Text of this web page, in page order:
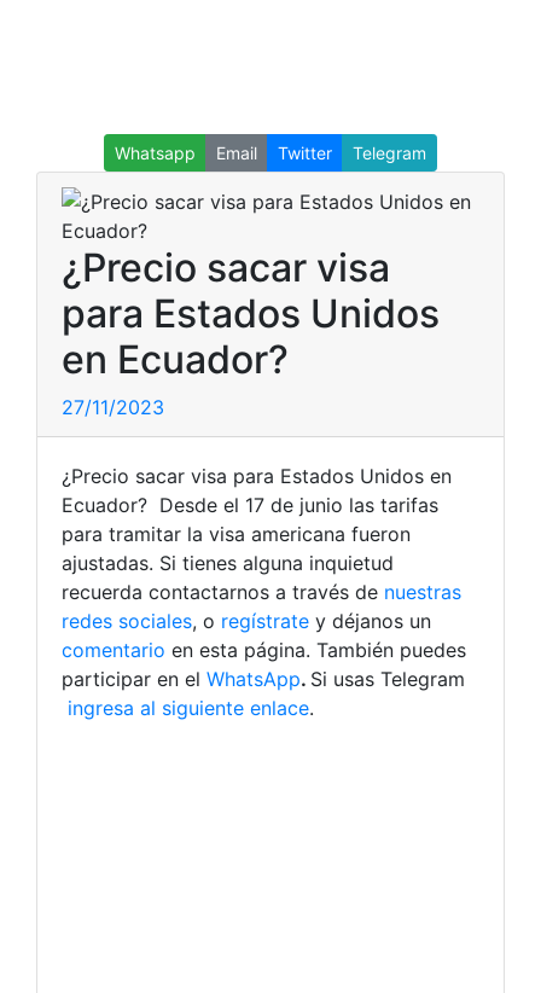
Whatsapp Email Twitter Telegram
¿Precio sacar visa
para Estados Unidos
en Ecuador?
27/11/2023
¿Precio sacar visa para Estados Unidos en
Ecuador? Desde el 17 de junio las tarifas
para tramitar la visa americana fueron
ajustadas. Si tienes alguna inquietud
recuerda contactarnos a través de nuestras
redes sociales, o regístrate y déjanos un
comentario en esta página. También puedes
participar en el WhatsApp. Si usas Telegram
ingresa al siguiente enlace.